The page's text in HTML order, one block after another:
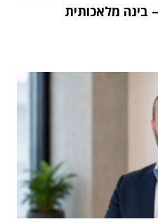
"העתיד הוא Physical AI – בינה מלאכותית